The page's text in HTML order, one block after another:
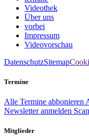
Videothek
Über uns
vorbei
Impressum
Videovorschau
DatenschutzSitemap
Termine
Alle Termine abbonieren
Newsletter anmelden
Mitglieder